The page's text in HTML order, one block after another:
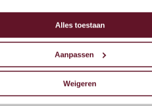
Alles toestaan
Aanpassen
Weigeren